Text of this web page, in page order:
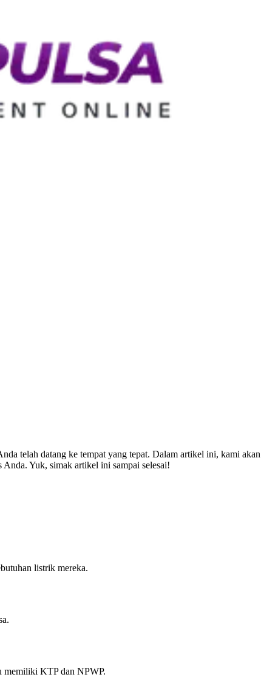
telah datang ke tempat yang tepat. Dalam artikel ini, kami akan
Yuk, simak artikel ini sampai selesai!
listrik mereka.
memiliki KTP dan NPWP.